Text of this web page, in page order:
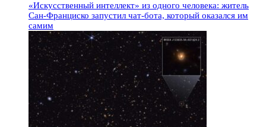
«Искусственный интеллект» из одного человека: житель
Сан-Франциско запустил чат-бота, который оказался им
самим